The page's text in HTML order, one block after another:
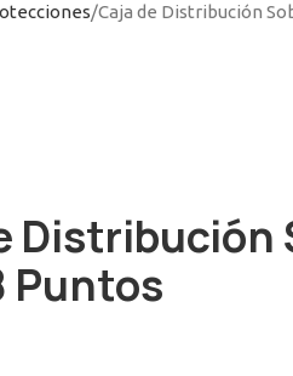
Caja de Distribución
Distribución
Puntos